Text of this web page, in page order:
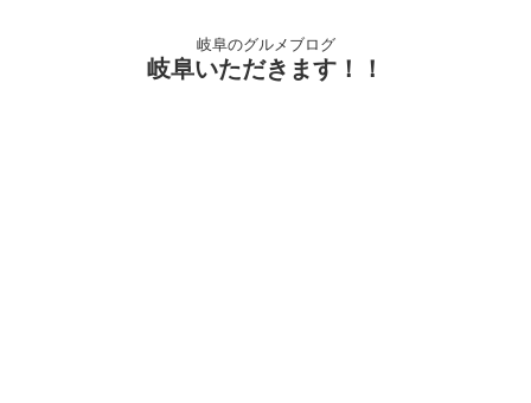
岐阜のグルメブログ
岐阜いただきます！！